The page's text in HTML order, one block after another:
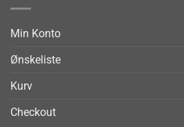
Min Konto
Ønskeliste
Kurv
Checkout